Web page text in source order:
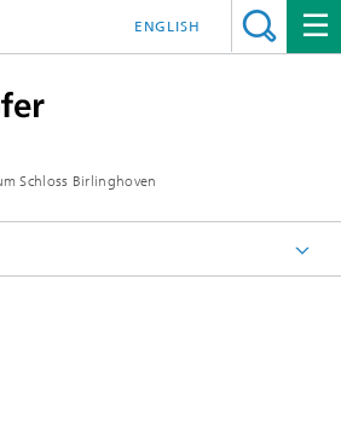
Schloss Birlinghoven
ENGLISH